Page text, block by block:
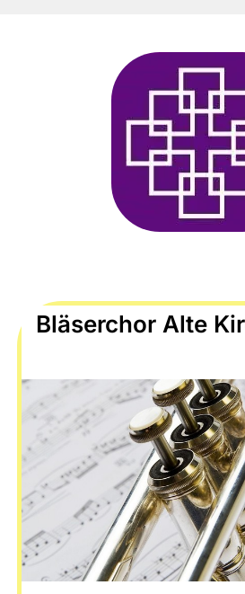
Bläserchor Alte